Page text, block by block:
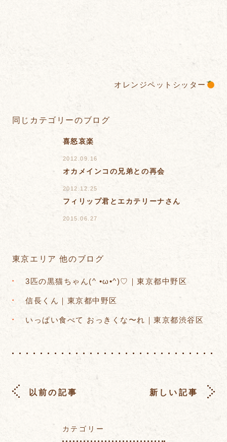
オレンジペットシッター
同じカテゴリーのブログ
喜怒哀楽
2012.09.16
オカメインコの兄弟との再会
2012.12.25
フィリップ君とエカテリーナさん
2015.06.27
東京エリア 他のブログ
3匹の黒猫ちゃん(^ •ω•^)♡｜東京都中野区
信長くん｜東京都中野区
いっぱい食べて おっきくな〜れ｜東京都渋谷区
以前の記事 新しい記事
カテゴリー